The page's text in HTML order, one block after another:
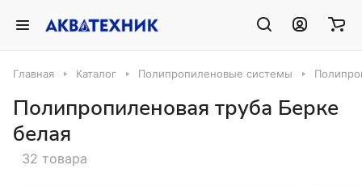
Главная Каталог Полипропиленовые системы
Полипропиленовая труба Берке
белая
32 товара